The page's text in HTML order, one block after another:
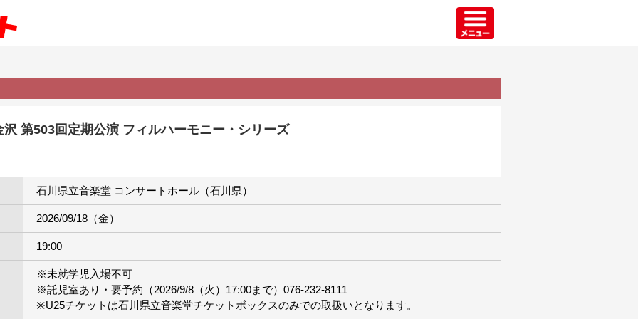
第503回定期公演 フィルハーモニー・シリーズ
石川県立音楽堂 コンサートホール（石川県）
2026/09/18（金）
19:00
※未就学児入場不可
※託児室あり・要予約（2026/9/8（火）17:00まで）076-232-8111
※U25チケットは石川県立音楽堂チケットボックスのみでの取扱いとなります。